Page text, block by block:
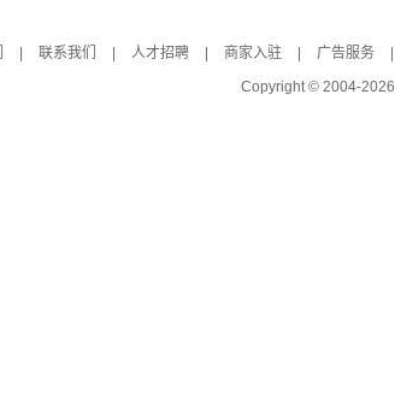
联系我们 人才招聘 商家入驻 广告服务
Copyright © 2004-2026